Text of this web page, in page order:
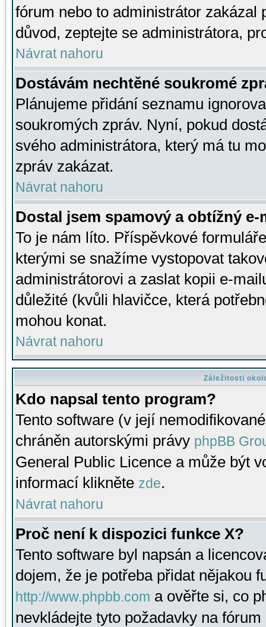
fórum nebo to administrátor zakázal
důvod, zeptejte se administrátora,
Návrat nahoru
Dostávám nechtěné soukromé
Plánujeme přidání seznamu
soukromých zpráv. Nyní, pokud
svého administrátora, který má tu
zpráv zakázat.
Návrat nahoru
Dostal jsem spamový a obtížný
To je nám líto. Příspěvkové
kterými se snažíme vystopovat
administrátorovi a zaslat kopii e-
důležité (kvůli hlavičce, která
mohou konat.
Návrat nahoru
Záležitosti
Kdo napsal tento program?
Tento software (v její
chráněn autorskými právy phpBB
General Public Licence a může být
informací klikněte zde.
Návrat nahoru
Proč není k dispozici funkce X?
Tento software byl napsán a
dojem, že je potřeba přidat nějakou
http://www.phpbb.com a ověřte si, co
nevkládejte tyto požadavky na